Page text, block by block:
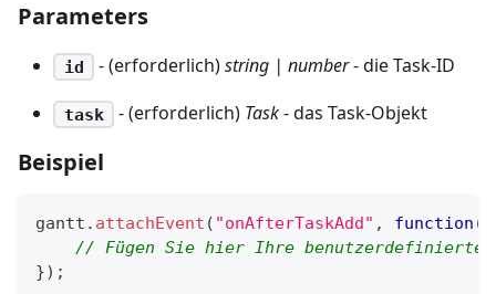
Parameters
id - (erforderlich)string | number- die Task-ID
task - (erforderlich) Task- das Task-Objekt
Beispiel
gantt . attachEvent ( "onAfterTaskAdd" , function (
// Fügen Sie hier Ihre benutzerdefinierte
}) ;